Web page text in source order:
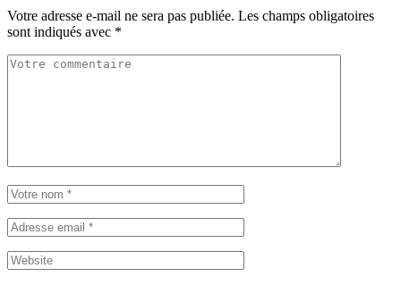
Votre adresse e-mail ne sera pas publiée. Les champs obligatoires
sont indiqués avec *